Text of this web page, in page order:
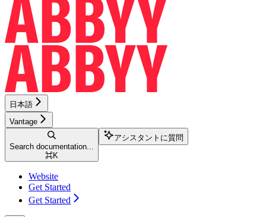
日本語
Vantage
Search documentation...
⌘K
アシスタントに質問
Website
Get Started
Get Started